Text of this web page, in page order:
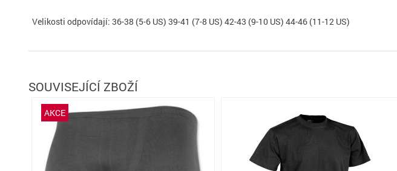
Velikosti odpovídají: 36-38 (5-6 US) 39-41 (7-8 US) 42-43 (9-10 US) 44-46 (11-12 US)
SOUVISEJÍCÍ ZBOŽÍ
AKCE